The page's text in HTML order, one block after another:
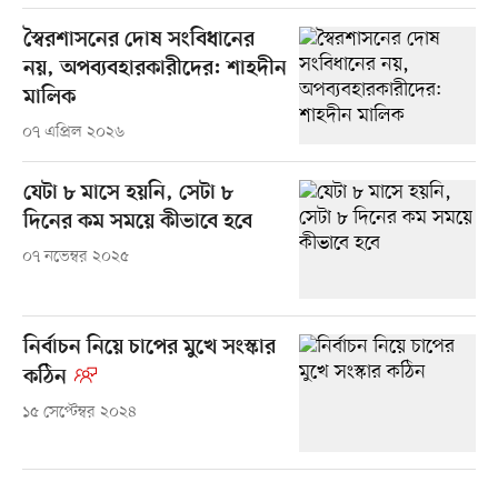
স্বৈরশাসনের দোষ সংবিধানের
নয়, অপব্যবহারকারীদের: শাহদীন
মালিক
০৭ এপ্রিল ২০২৬
যেটা ৮ মাসে হয়নি, সেটা ৮
দিনের কম সময়ে কীভাবে হবে
০৭ নভেম্বর ২০২৫
নির্বাচন নিয়ে চাপের মুখে সংস্কার
কঠিন
১৫ সেপ্টেম্বর ২০২৪